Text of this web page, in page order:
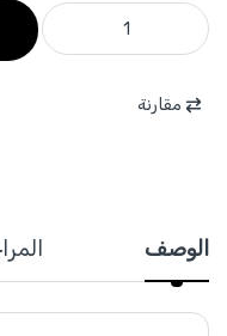
WJD1404 - ريشة مخروطية 10-20 مم على كرت WADFOW quantity
مقارنة
الوصف